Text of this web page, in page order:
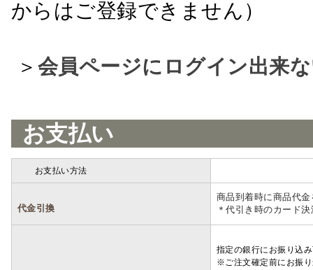
からはご登録できません）
＞ 会員ページにログイン出来
お支払い
お支払い方法
代金引換
商品到着時に商品代
＊代引き時のカード
指定の銀行にお振り込
※ご注文確定前にお振